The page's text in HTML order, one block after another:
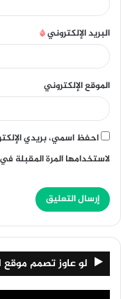
البريد الإلكتروني*
الموقع الإلكتروني
احفظ اسمي، بريدي
لاستخدامها المرة المقبلة
لو عاوز تصمم موقع